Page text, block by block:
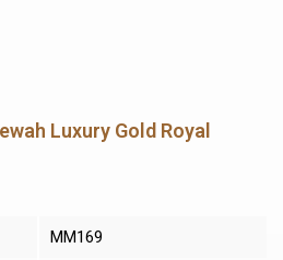
Luxury Gold Royal
MM169